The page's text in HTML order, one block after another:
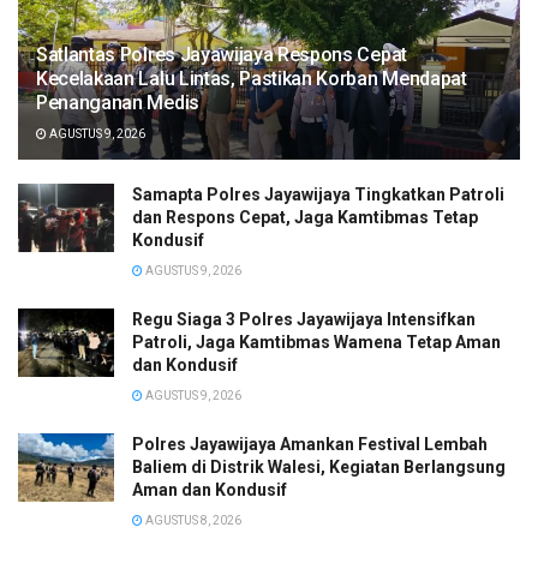
Satlantas Polres Jayawijaya Respons Cepat
Kecelakaan Lalu Lintas, Pastikan Korban Mendapat
Penanganan Medis
AGUSTUS 9, 2026
Samapta Polres Jayawijaya Tingkatkan Patroli
dan Respons Cepat, Jaga Kamtibmas Tetap
Kondusif
AGUSTUS 9, 2026
Regu Siaga 3 Polres Jayawijaya Intensifkan
Patroli, Jaga Kamtibmas Wamena Tetap Aman
dan Kondusif
AGUSTUS 9, 2026
Polres Jayawijaya Amankan Festival Lembah
Baliem di Distrik Walesi, Kegiatan Berlangsung
Aman dan Kondusif
AGUSTUS 8, 2026